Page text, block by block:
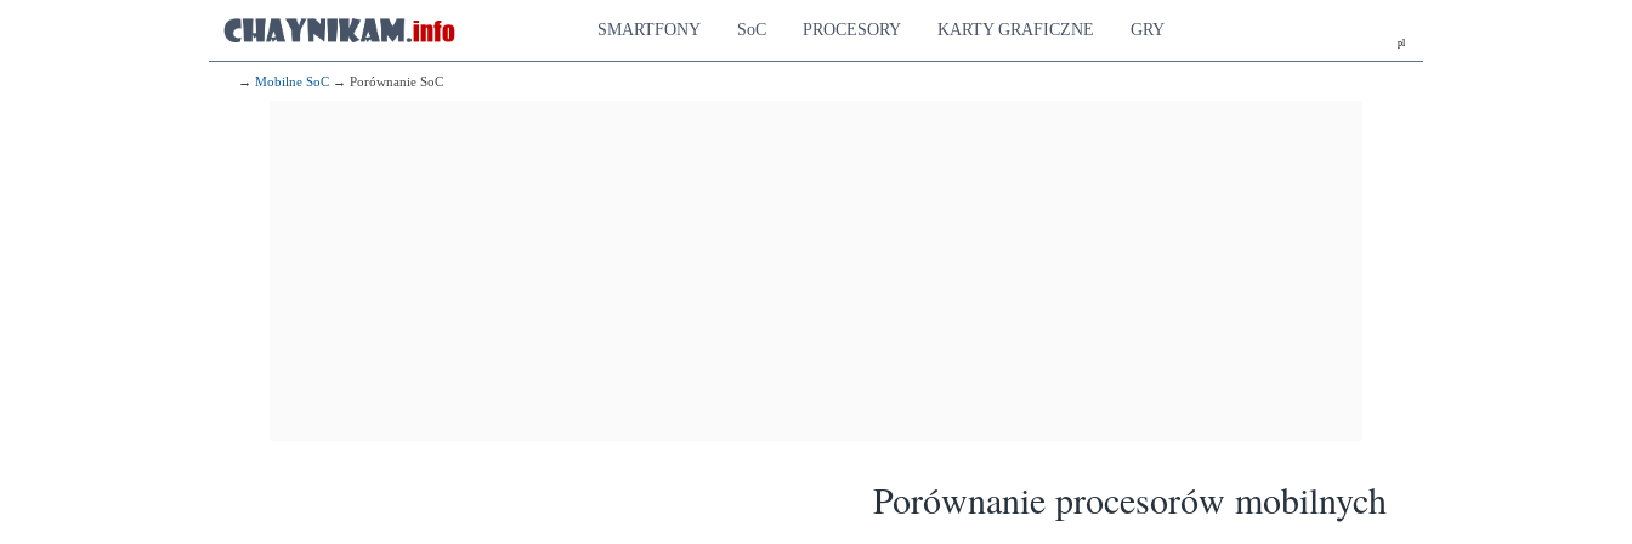
pl
SMARTFONY SoC PROCESORY KARTY GRAFICZNE GRY
→ Mobilne SoC → Porównanie SoC
Porównanie procesorów mobilnych